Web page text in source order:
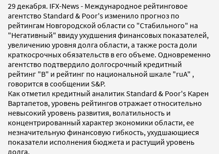
29 декабря. IFX-News - Международное рейтинговое
агентство Standard & Poor's изменило прогноз по
рейтингам Новгородской области со "Стабильного" на
"Негативный" ввиду ухудшения финансовых показателей,
увеличению уровня долга области, а также роста доли
краткосрочных обязательств в его объеме. Одновременно
агентство подтвердило долгосрочный кредитный
рейтинг "В" и рейтинг по национальной шкале "ruA" ,
говорится в сообщении S&P.
Как отметил кредитный аналитик Standard & Poor's Карен
Вартапетов, уровень рейтингов отражает относительно
невысокий уровень развития, волатильность и
концентрированный характер экономики области, ее
незначительную финансовую гибкость, ухудшающиеся
показатели исполнения бюджета и растущий уровень
долга.